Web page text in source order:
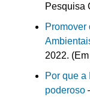
Pesquisa
Promover
2022.
Por que a
poderoso